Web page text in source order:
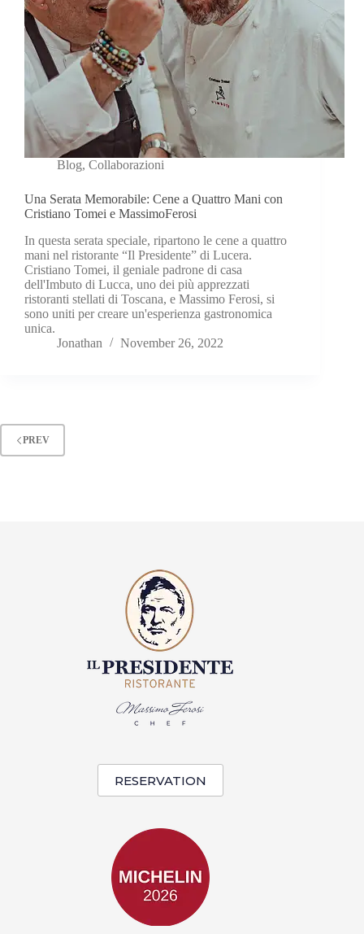
Blog, Collaborazioni
Una Serata Memorabile: Cene a Quattro Mani con
Cristiano Tomei e MassimoFerosi
In questa serata speciale, ripartono le cene a quattro
mani nel ristorante “Il Presidente” di Lucera.
Cristiano Tomei, il geniale padrone di casa
dell'Imbuto di Lucca, uno dei più apprezzati
ristoranti stellati di Toscana, e Massimo Ferosi, si
sono uniti per creare un'esperienza gastronomica
unica.
Jonathan
November 26, 2022
PREV
RESERVATION